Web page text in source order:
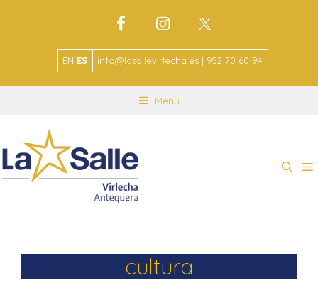
EN ES info@lasallevirlecha.es | 952 70 60 94
Menu
cultura